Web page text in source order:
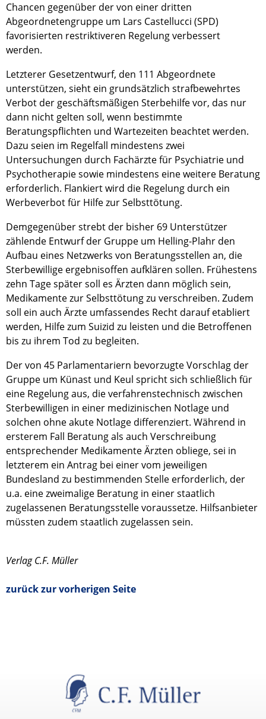
Chancen gegenüber der von einer dritten
Abgeordnetengruppe um Lars Castellucci (SPD)
favorisierten restriktiveren Regelung verbessert
werden.
Letzterer Gesetzentwurf, den 111 Abgeordnete
unterstützen, sieht ein grundsätzlich strafbewehrtes
Verbot der geschäftsmäßigen Sterbehilfe vor, das nur
dann nicht gelten soll, wenn bestimmte
Beratungspflichten und Wartezeiten beachtet werden.
Dazu seien im Regelfall mindestens zwei
Untersuchungen durch Fachärzte für Psychiatrie und
Psychotherapie sowie mindestens eine weitere Beratung
erforderlich. Flankiert wird die Regelung durch ein
Werbeverbot für Hilfe zur Selbsttötung.
Demgegenüber strebt der bisher 69 Unterstützer
zählende Entwurf der Gruppe um Helling-Plahr den
Aufbau eines Netzwerks von Beratungsstellen an, die
Sterbewillige ergebnisoffen aufklären sollen. Frühestens
zehn Tage später soll es Ärzten dann möglich sein,
Medikamente zur Selbsttötung zu verschreiben. Zudem
soll ein auch Ärzte umfassendes Recht darauf etabliert
werden, Hilfe zum Suizid zu leisten und die Betroffenen
bis zu ihrem Tod zu begleiten.
Der von 45 Parlamentariern bevorzugte Vorschlag der
Gruppe um Künast und Keul spricht sich schließlich für
eine Regelung aus, die verfahrenstechnisch zwischen
Sterbewilligen in einer medizinischen Notlage und
solchen ohne akute Notlage differenziert. Während in
ersterem Fall Beratung als auch Verschreibung
entsprechender Medikamente Ärzten obliege, sei in
letzterem ein Antrag bei einer vom jeweiligen
Bundesland zu bestimmenden Stelle erforderlich, der
u.a. eine zweimalige Beratung in einer staatlich
zugelassenen Beratungsstelle voraussetze. Hilfsanbieter
müssten zudem staatlich zugelassen sein.
Verlag C.F. Müller
zurück zur vorherigen Seite